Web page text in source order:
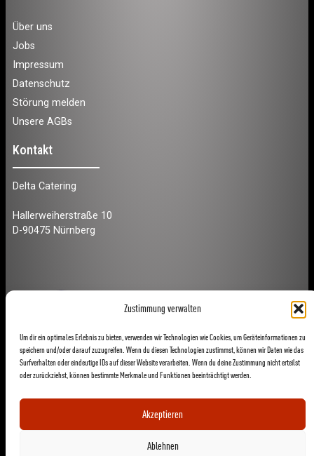
Zustimmung verwalten
Um dir ein optimales Erlebnis zu bieten, verwenden wir Technologien wie Cookies, um Geräteinformationen zu
speichern und/oder darauf zuzugreifen. Wenn du diesen Technologien zustimmst, können wir Daten wie das
Surfverhalten oder eindeutige IDs auf dieser Website verarbeiten. Wenn du deine Zustimmung nicht erteilst
oder zurückziehst, können bestimmte Merkmale und Funktionen beeinträchtigt werden.
Akzeptieren
Ablehnen
Über uns
Jobs
Impressum
Datenschutz
Störung melden
Unsere AGBs
Kontakt
Delta Catering
Hallerweiherstraße 10
D-90475 Nürnberg